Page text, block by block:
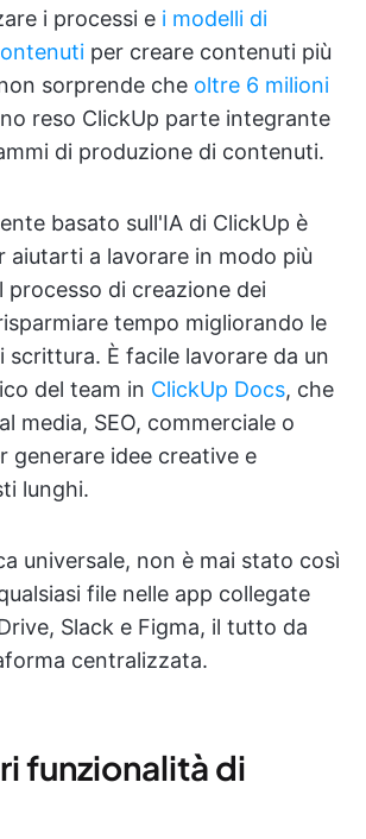
i processi e i modelli di
per creare contenuti più
sorprende che oltre 6 milioni
reso ClickUp parte integrante
di produzione di contenuti.
basato sull'IA di ClickUp è
aiutarti a lavorare in modo più
processo di creazione dei
tempo migliorando le
scrittura. È facile lavorare da un
del team in ClickUp Docs, che
media, SEO, commerciale o
generare idee creative e
lunghi.
universale, non è mai stato così
file nelle app collegate
Slack e Figma, il tutto da
centralizzata.
funzionalità di